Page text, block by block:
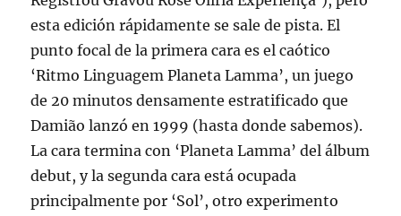
esta edición rápidamente se sale de pista. El
punto focal de la primera cara es el caótico
‘Ritmo Linguagem Planeta Lamma’, un juego
de 20 minutos densamente estratificado que
Damião lanzó en 1999 (hasta donde sabemos).
La cara termina con ‘Planeta Lamma’ del álbum
debut, y la segunda cara está ocupada
principalmente por ‘Sol’, otro experimento